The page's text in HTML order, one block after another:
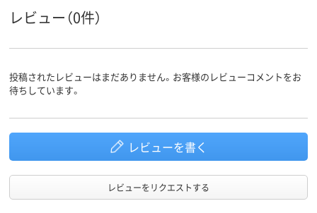
レビュー（0件）
投稿されたレビューはまだありません。お客様のレビューコメントをお
待ちしています。
レビューを書く
レビューをリクエストする